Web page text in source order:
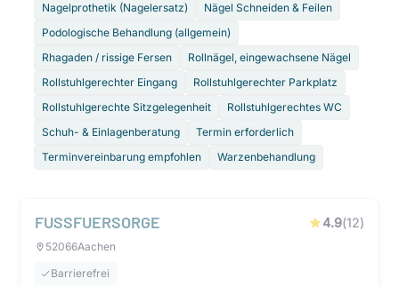
Nagelprothetik (Nagelersatz)
Nägel Schneiden & Feilen
Podologische Behandlung (allgemein)
Rhagaden / rissige Fersen
Rollnägel, eingewachsene Nägel
Rollstuhlgerechter Eingang
Rollstuhlgerechter Parkplatz
Rollstuhlgerechte Sitzgelegenheit
Rollstuhlgerechtes WC
Schuh- & Einlagenberatung
Termin erforderlich
Terminvereinbarung empfohlen
Warzenbehandlung
FUSSFUERSORGE 4.9(12)
52066Aachen
Barrierefrei